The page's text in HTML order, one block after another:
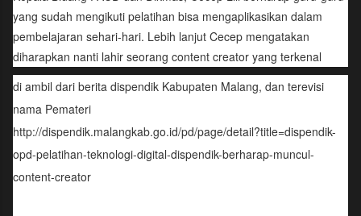
yang sudah mengikuti pelatihan bisa mengaplikasikan dalam
pembelajaran sehari-hari. Lebih lanjut Cecep mengatakan
diharapkan nanti lahir seorang content creator yang terkenal
di ambil dari berita dispendik Kabupaten Malang, dan terevisi
nama Pemateri
http://dispendik.malangkab.go.id/pd/page/detail?title=dispendik-
opd-pelatihan-teknologi-digital-dispendik-berharap-muncul-
content-creator